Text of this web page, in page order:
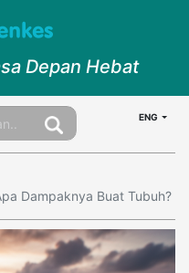
Depan Hebat
ENG
Dampaknya Buat Tubuh?